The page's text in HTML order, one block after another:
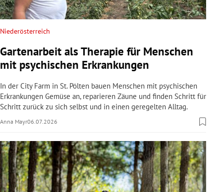
Niederösterreich
Gartenarbeit als Therapie für Menschen
mit psychischen Erkrankungen
In der City Farm in St. Pölten bauen Menschen mit psychischen
Erkrankungen Gemüse an, reparieren Zäune und finden Schritt für
Schritt zurück zu sich selbst und in einen geregelten Alltag.
Anna Mayr06.07.2026